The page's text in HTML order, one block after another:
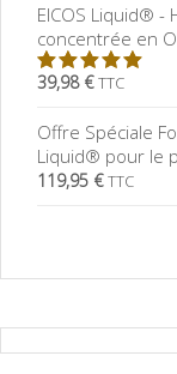
EICOS Liquid® -
concentrée en
5.00 sur
39,98 € TTC
Offre Spéciale
Liquid® pour le
119,95 € TTC